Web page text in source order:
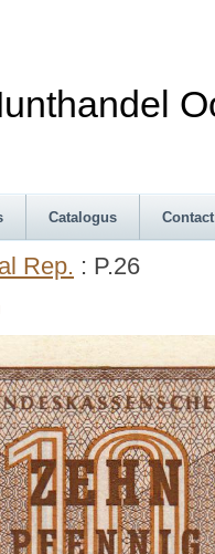
Catalogus Contact
Rep. : P.26